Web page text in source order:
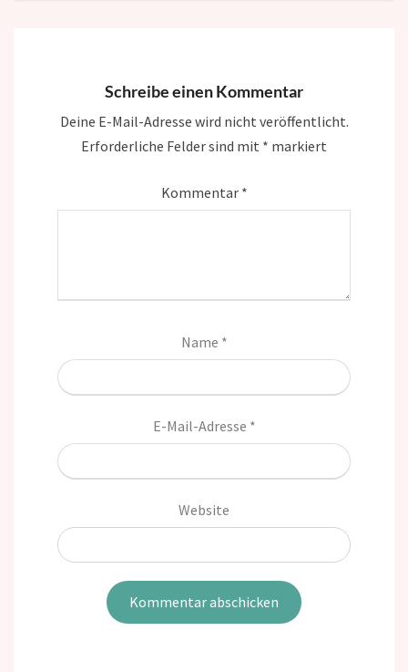
Schreibe einen Kommentar
Deine E-Mail-Adresse wird nicht veröffentlicht.
Erforderliche Felder sind mit * markiert
Kommentar *
Name *
E-Mail-Adresse *
Website